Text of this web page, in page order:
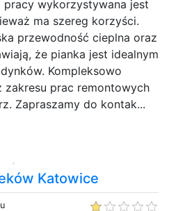
pracy wykorzystywana jest
ma szereg korzyści.
przewodność cieplna oraz
że pianka jest idealnym
Kompleksowo
zakresu prac remontowych
Zapraszamy do kontak...
Katowice